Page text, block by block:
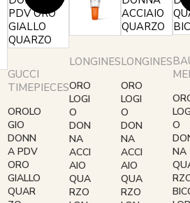
GUCCI
TIMEPIECES
OROLO
GIO
DONN
A PDV
ORO
GIALLO
QUAR
LONGINES
ORO
LOGI
O
DON
NA
ACCI
AIO
QUA
RZO
LONGINES
ORO
LOGI
O
DON
NA
ACCI
AIO
QUA
RZO
O
NA